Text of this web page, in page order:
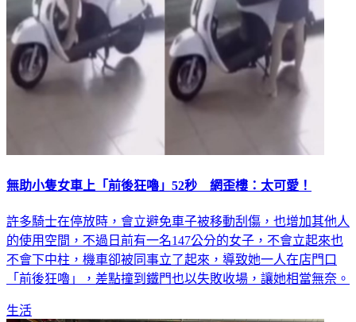
無助小隻女車上「前後狂嚕」52秒 網歪樓：太可愛！
許多騎士在停放時，會立避免車子被移動刮傷，也增加其他人
的使用空間，不過日前有一名147公分的女子，不會立起來也
不會下中柱，機車卻被同事立了起來，導致她一人在店門口
「前後狂嚕」，差點撞到鐵門也以失敗收場，讓她相當無奈。
生活